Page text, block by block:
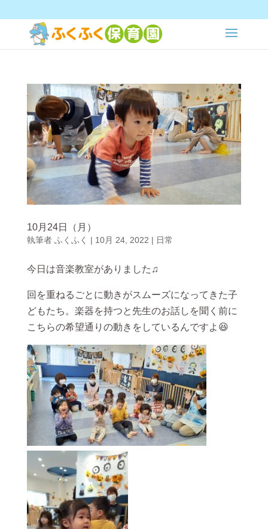
10月24日（月）
執筆者 ふくふく | 10月 24, 2022 | 日常
今日は音楽教室がありました♫
回を重ねるごとに動きがスムーズになってきた子
どもたち。楽器を持つと先生のお話しを聞く前に
こちらの希望通りの動きをしているんですよ😆